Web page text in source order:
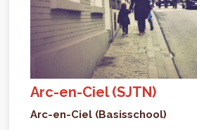
Arc-en-Ciel (SJTN)
Arc-en-Ciel (Basisschool)